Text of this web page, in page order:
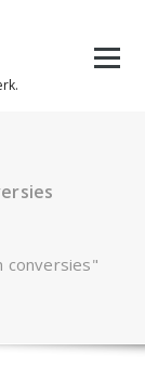
conversies"